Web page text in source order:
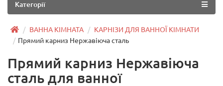
Категорії
ВАННА КІМНАТА
КАРНІЗИ ДЛЯ ВАННОЇ КІМНАТИ
Прямий карниз Нержавіюча сталь
Прямий карниз Нержавіюча
сталь для ванної